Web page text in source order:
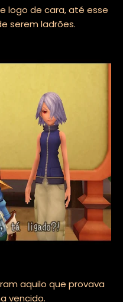
logo de cara, até esse
serem ladrões.
aquilo que provava
vencido.